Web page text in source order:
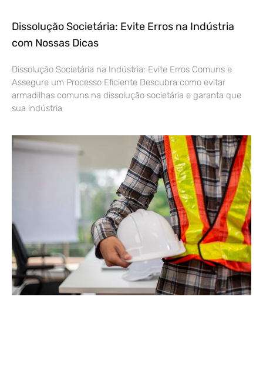
Dissolução Societária: Evite Erros na Indústria
com Nossas Dicas
Dissolução Societária na Indústria: Evite Erros Comuns e
Assegure um Processo Eficiente Descubra como evitar
armadilhas comuns na dissolução societária e garanta que
sua indústria